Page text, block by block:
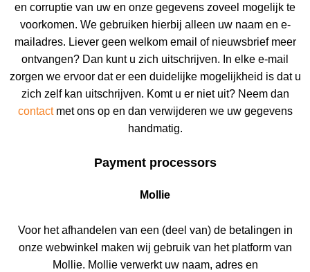
en corruptie van uw en onze gegevens zoveel mogelijk te
voorkomen. We gebruiken hierbij alleen uw naam en e-
mailadres. Liever geen welkom email of nieuwsbrief meer
ontvangen? Dan kunt u zich uitschrijven. In elke e-mail
zorgen we ervoor dat er een duidelijke mogelijkheid is dat u
zich zelf kan uitschrijven. Komt u er niet uit? Neem dan
contactmet ons op en dan verwijderen we uw gegevens
handmatig.
Payment processors
Mollie
Voor het afhandelen van een (deel van) de betalingen in
onze webwinkel maken wij gebruik van het platform van
Mollie. Mollie verwerkt uw naam, adres en